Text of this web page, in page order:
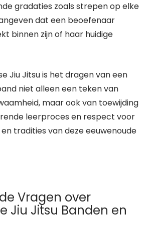
gradaties zoals strepen op elke
dat een beoefenaar
binnen zijn of haar huidige
Jiu Jitsu is het dragen van een
niet alleen een teken van
maar ook van toewijding
leerproces en respect voor
tradities van deze eeuwenoude
Vragen over
Jiu Jitsu Banden en